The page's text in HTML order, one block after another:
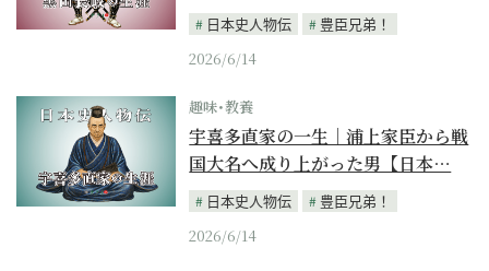
日本史人物伝
豊臣兄弟！
2026/6/14
趣味･教養
宇喜多直家の一生｜浦上家臣から戦
国大名へ成り上がった男【日本…
日本史人物伝
豊臣兄弟！
2026/6/14